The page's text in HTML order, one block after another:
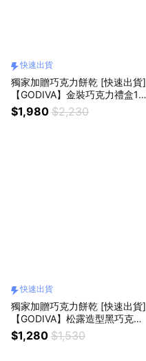
快速出貨
獨家加贈巧克力餅乾 [快速出貨]
【GODIVA】金裝巧克力禮盒15
顆裝
$1,980 $2,230
快速出貨
獨家加贈巧克力餅乾 [快速出貨]
【GODIVA】松露造型黑巧克力
禮盒8顆裝
$1,280 $1,530